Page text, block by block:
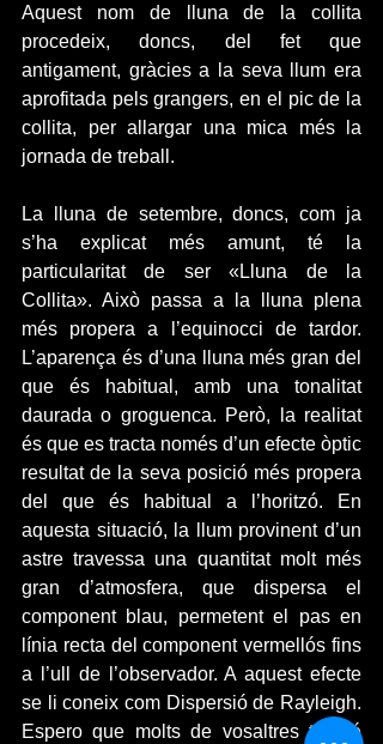
Aquest nom de lluna de la collita
procedeix, doncs, del fet que
antigament, gràcies a la seva llum era
aprofitada pels grangers, en el pic de la
collita, per allargar una mica més la
jornada de treball.
La lluna de setembre, doncs, com ja
s’ha explicat més amunt, té la
particularitat de ser «Lluna de la
Collita». Això passa a la lluna plena
més propera a l’equinocci de tardor.
L’aparença és d’una lluna més gran del
que és habitual, amb una tonalitat
daurada o groguenca. Però, la realitat
és que es tracta només d’un efecte òptic
resultat de la seva posició més propera
del que és habitual a l’horitzó. En
aquesta situació, la llum provinent d’un
astre travessa una quantitat molt més
gran d’atmosfera, que dispersa el
component blau, permetent el pas en
línia recta del component vermellós fins
a l’ull de l’observador. A aquest efecte
se li coneix com Dispersió de Rayleigh.
Espero que molts de vosaltres també